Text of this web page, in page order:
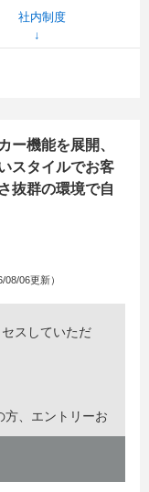
社内制度
ー機能を展開、
スタイルでお客
抜群の環境で自
08/06更新）
スしていただ
方、エントリーお